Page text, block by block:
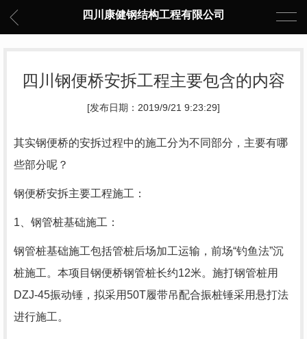
四川康健钢结构工程有限公司
四川钢便桥安拆工程主要包含的内容
[发布日期：2019/9/21 9:23:29]
其实钢便桥的安拆过程中的施工分为不同部分，主要有哪
些部分呢？
钢便桥安拆主要工程施工：
1、钢管桩基础施工：
钢管桩基础施工包括管桩后场加工运输，前场“钓鱼法”沉
桩施工。本项目钢便桥钢管桩长约12米。施打钢管桩用
DZJ-45振动锤，拟采用50T履带吊配合振桩锤采用悬打法
进行施工。